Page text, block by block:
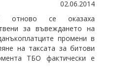
Абонирайте се!
02.06.2014
отново се оказаха
за въвеждането на
промени в
на таксата за битови
ТБО фактически е